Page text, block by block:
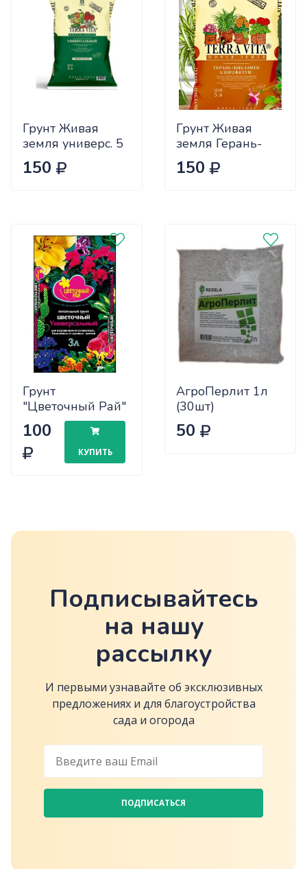
Грунт Живая
земля универс. 5
л. (5 шт.)
150
Грунт Живая
земля Герань-
цикламен-
хлорофитум 5л
150
Грунт
"Цветочный Рай"
Цветочный 3л
БХЗ х6/540
100
КУПИТЬ
АгроПерлит 1л
(30шт)
50
Подписывайтесь
на нашу
рассылку
И первыми узнавайте об эксклюзивных
предложениях и для благоустройства
сада и огорода
ПОДПИСАТЬСЯ